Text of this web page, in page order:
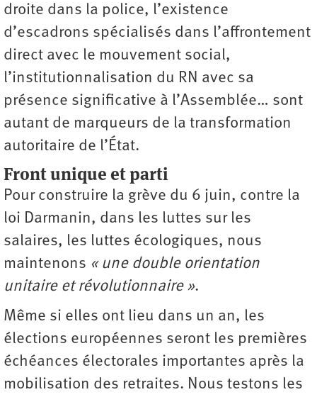
droite dans la police, l’existence
d’escadrons spécialisés dans l’affrontement
direct avec le mouvement social,
l’institutionnalisation du RN avec sa
présence significative à l’Assemblée… sont
autant de marqueurs de la transformation
autoritaire de l’État.
Front unique et parti
Pour construire la grève du 6 juin, contre la
loi Darmanin, dans les luttes sur les
salaires, les luttes écologiques, nous
maintenons « une double orientation
unitaire et révolutionnaire ».
Même si elles ont lieu dans un an, les
élections européennes seront les premières
échéances électorales importantes après la
mobilisation des retraites. Nous testons les